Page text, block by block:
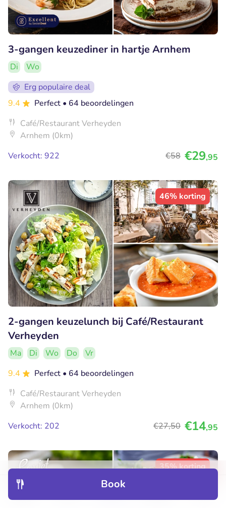
Book
3-gangen keuzediner in hartje Arnhem
Di
Wo
Erg populaire deal
9.4
Perfect • 64 beoordelingen
Café/Restaurant Verheyden
Arnhem (0km)
Verkocht: 922
€58 €29,95
46% korting
2-gangen keuzelunch bij Café/Restaurant
Verheyden
Ma Di Wo Do
Vr
9.4
Perfect • 64 beoordelingen
Café/Restaurant Verheyden
Arnhem (0km)
Verkocht: 202
€27,50 €14,95
35% korting